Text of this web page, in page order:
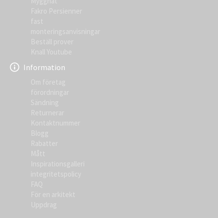
Fakro Persienner
fast
monteringsanvisningar
Beställ prover
Knall Youtube
Information
Om företag
förordningar
Sändning
Returnerar
Kontaktnummer
Blogg
Rabatter
Mått
Inspirationsgalleri
integritetspolicy
FAQ
För en arkitekt
Uppdrag